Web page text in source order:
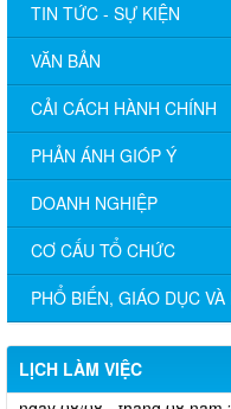
TIN TỨC - SỰ KIỆN
VĂN BẢN
CẢI CÁCH HÀNH CHÍNH
PHẢN ÁNH GIÓP Ý
DOANH NGHIỆP
CƠ CẤU TỔ CHỨC
PHỔ BIẾN, GIÁO DỤC
LỊCH LÀM VIỆC
Lịch làm việc tuần UBND
ngày 08/08 - tháng 08 năm